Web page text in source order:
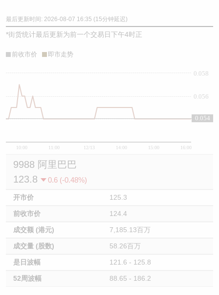
最后更新时间: 2026-08-07 16:35 (15分钟延迟)
*街货统计最后更新为前一个交易日下午4时正
前收市价 即市走势
10:00 11:00 12/13 14:00 15:00 16:00
0.054
0.056
0.058
0.054
9988 阿里巴巴
123.8
0.6 (-0.48%)
开市价 125.3
前收市价 124.4
成交额 (港元) 7,185.13百万
成交量 (股数) 58.26百万
是日波幅 121.6 - 125.8
52周波幅 88.65 - 186.2